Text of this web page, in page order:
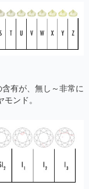
有が、無し～非常に
ンド。